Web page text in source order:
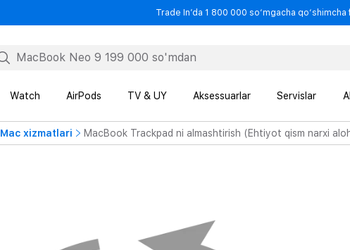
Trade In’da 1 800 000 so‘mgacha qo‘shimcha
Watch AirPods TV & UY Aksessuarlar Servislar
Mac xizmatlari MacBook Trackpad ni almashtirish (Ehtiyot qism narxi